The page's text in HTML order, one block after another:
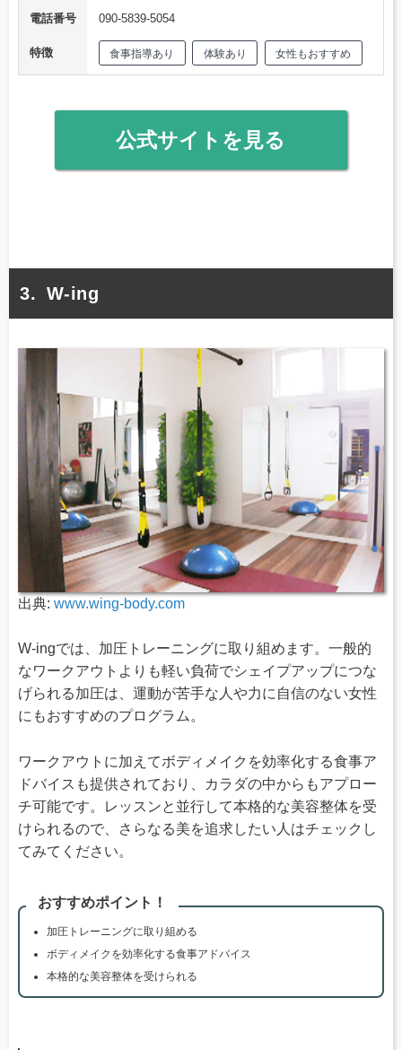
電話番号
090-5839-5054
特徴 食事指導あり 体験あり 女性もおすすめ
公式サイトを見る
W-ing
出典: www.wing-body.com
W-ingでは、加圧トレーニングに取り組めます。一般的
なワークアウトよりも軽い負荷でシェイプアップにつな
げられる加圧は、運動が苦手な人や力に自信のない女性
にもおすすめのプログラム。
ワークアウトに加えてボディメイクを効率化する食事ア
ドバイスも提供されており、カラダの中からもアプロー
チ可能です。レッスンと並行して本格的な美容整体を受
けられるので、さらなる美を追求したい人はチェックし
てみてください。
おすすめポイント！
加圧トレーニングに取り組める
ボディメイクを効率化する食事アドバイス
本格的な美容整体を受けられる